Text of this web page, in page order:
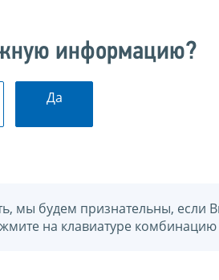
информацию?
Да
мы будем признательны, если
на клавиатуре